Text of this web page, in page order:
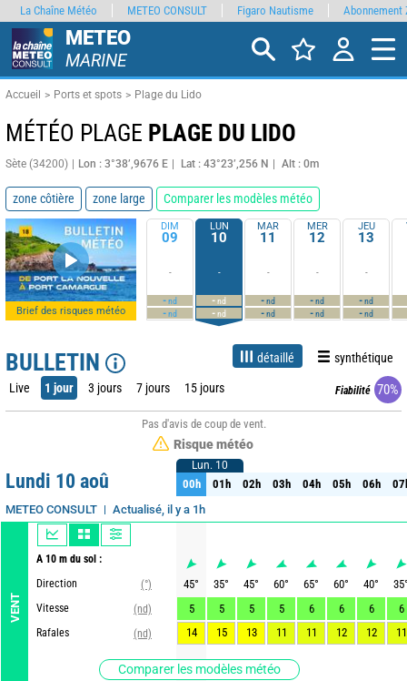
METEO
MARINE
Accueil Ports et spots Plage du Lido
MÉTÉO PLAGE PLAGE DU LIDO
Sète (34200) Lon : 3°38’,9676 E Lat : 43°23’,256 N Alt : 0m
zone côtière zone large Comparer les modèles météo
Brief des risques météo
DIM
09
-
-nd
-nd
LUN
10
-
-nd
-nd
MAR
11
-
-nd
-nd
MER
12
-
-nd
-nd
JEU
13
-
-nd
-nd
BULLETIN détaillé synthétique
Live 1 jour 3 jours 7 jours 15 jours Fiabilité 70%
Pas d'avis de coup de vent.
Risque météo
Lundi 10 aoû
METEO CONSULT Actualisé, il y a 1h
VENT
A 10 m du sol :
Direction
(°)
Vitesse
(nd)
Rafales
(nd)
Comparer les modèles météo
Lun. 10
00h 01h 02h 03h 04h 05h 06h
Lun. 10
00h 01h 02h 03h 04h 05h 06h
45° 35° 45° 60° 65° 60° 40° 35
5
5 5 5 6 6 6
6
14
15 13 11 11 12 12 11
La Chaîne Météo METEO CONSULT Figaro Nautisme Abonnement